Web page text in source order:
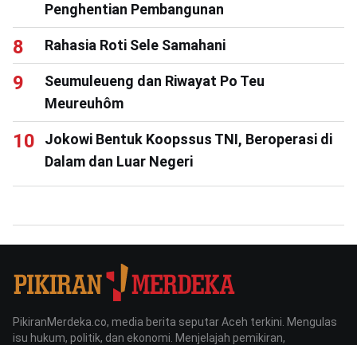
Penghentian Pembangunan
Rahasia Roti Sele Samahani
Seumuleueng dan Riwayat Po Teu
Meureuhôm
Jokowi Bentuk Koopssus TNI, Beroperasi di
Dalam dan Luar Negeri
PikiranMerdeka.co, media berita seputar Aceh terkini. Mengulas
isu hukum, politik, dan ekonomi. Menjelajah pemikiran,